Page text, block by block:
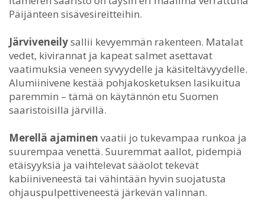
Päijänteen sisävesireitteihin.
Järviveneilysallii kevyemmän rakenteen. Matalat
vedet, kivirannat ja kapeat salmet asettavat
vaatimuksia veneen syvyydelle ja käsiteltävyydelle.
Alumiinivene kestää pohjakosketuksen lasikuitua
paremmin – tämä on käytännön etu Suomen
saaristoisilla järvillä.
Merellä ajaminen vaatii jo tukevampaa runkoa ja
suurempaa venettä. Suuremmat aallot, pidempiä
etäisyyksiä ja vaihtelevat sääolot tekevät
kabiiniveneestä tai vähintään hyvin suojatusta
ohjauspulpettiveneestä järkevän valinnan.